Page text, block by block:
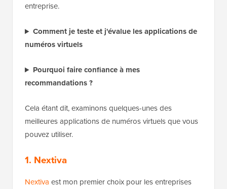
entreprise.
Comment je teste et j'évalue les applications de
numéros virtuels
Pourquoi faire confiance à mes
recommandations ?
Cela étant dit, examinons quelques-unes des
meilleures applications de numéros virtuels que vous
pouvez utiliser.
1. Nextiva
Nextiva est mon premier choix pour les entreprises